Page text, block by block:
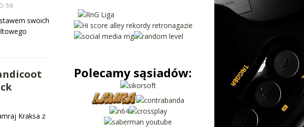
59
swoich
Kraksa z
Polecamy sąsiadów: